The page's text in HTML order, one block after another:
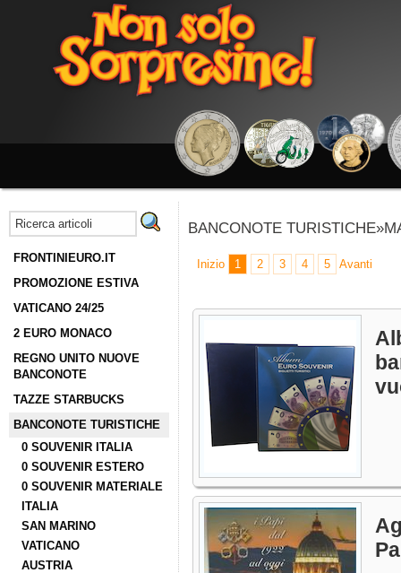
FRONTINIEURO.IT
PROMOZIONE ESTIVA
VATICANO 24/25
2 EURO MONACO
REGNO UNITO NUOVE
BANCONOTE
TAZZE STARBUCKS
BANCONOTE TURISTICHE
0 SOUVENIR ITALIA
0 SOUVENIR ESTERO
0 SOUVENIR MATERIALE
ITALIA
SAN MARINO
VATICANO
AUSTRIA
BANCONOTE
Inizio 1 2 3 4 5 Avanti